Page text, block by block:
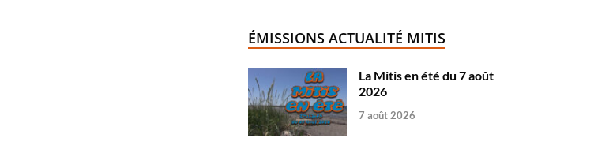
ÉMISSIONS ACTUALITÉ MITIS
La Mitis en été du 7 août
2026
7 août 2026